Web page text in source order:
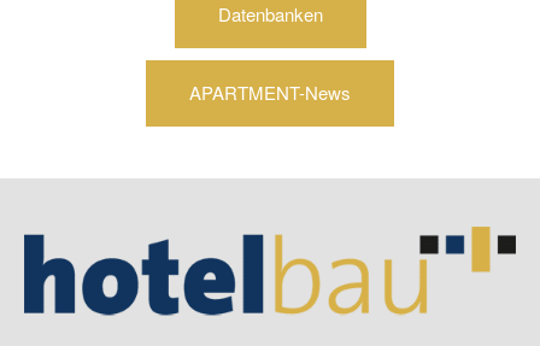
Datenbanken
APARTMENT-News